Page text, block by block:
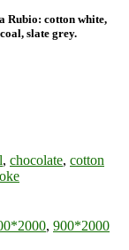
Rubio: cotton white,
slate grey.
, chocolate, cotton
, 900*2000